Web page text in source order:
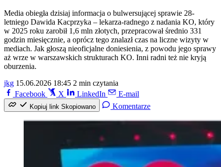
Media obiegła dzisiaj informacja o bulwersującej sprawie 28-
letniego Dawida Kacprzyka – lekarza-radnego z nadania KO, który
w 2025 roku zarobił 1,6 mln złotych, przepracował średnio 331
godzin miesięcznie, a oprócz tego znalazł czas na liczne wizyty w
mediach. Jak głoszą nieoficjalne doniesienia, z powodu jego sprawy
aż wrze w warszawskich strukturach KO. Inni radni też nie kryją
oburzenia.
jkg 15.06.2026 18:45 2 min czytania
Facebook
X LinkedIn E-mail
Kopiuj link Skopiowano Komentarze